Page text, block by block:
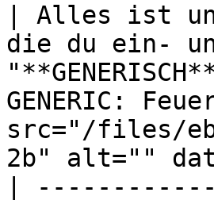
| Alles ist
die du ein-
GENERIC:
src="/files/
2b" alt=""
|